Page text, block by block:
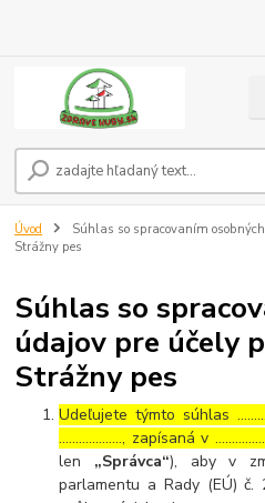
Úvod
Súhlas so spracovaním
Strážny pes
Súhlas so
údajov pre účely
Strážny pes
Udeľujete týmto súhlas
………………., zapísaná v
len „Správca“), aby v
parlamentu a Rady (EÚ) č.